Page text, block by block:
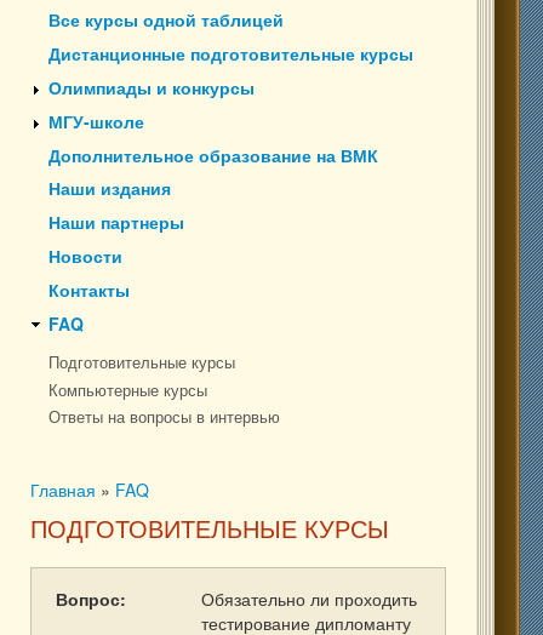
Все курсы одной таблицей
Дистанционные подготовительные курсы
Олимпиады и конкурсы
МГУ-школе
Дополнительное образование на ВМК
Наши издания
Наши партнеры
Новости
Контакты
FAQ
Подготовительные курсы
Компьютерные курсы
Ответы на вопросы в интервью
Вы здесь
Главная » FAQ
ПОДГОТОВИТЕЛЬНЫЕ КУРСЫ
Вопрос:
Обязательно ли проходить
тестирование дипломанту